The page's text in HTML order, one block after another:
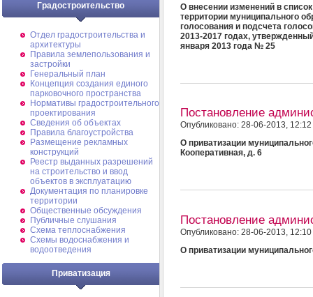
Градостроительство
Отдел градостроительства и
архитектуры
Правила землепользования и
застройки
Генеральный план
Концепция создания единого
парковочного пространства
Нормативы градостроительного
проектирования
Сведения об объектах
Правила благоустройства
Размещение рекламных
конструкций
Реестр выданных разрешений
на строительство и ввод
объектов в эксплуатацию
Документация по планировке
территории
Общественные обсуждения
Публичные слушания
Схема теплоснабжения
Схемы водоснабжения и
водоотведения
Приватизация
О внесении изменений в
территории муниципального
голосования и подсчета
2013-2017 годах,
января 2013 года № 25
Постановление
Опубликовано: 28-06-2013, 12:12
О приватизации
Кооперативная, д. 6
Постановление
Опубликовано: 28-06-2013, 12:10
О приватизации